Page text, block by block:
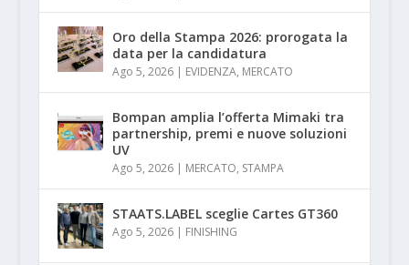
Oro della Stampa 2026: prorogata la
data per la candidatura
Ago 5, 2026| EVIDENZA, MERCATO
Bompan amplia l’offerta Mimaki tra
partnership, premi e nuove soluzioni
UV
Ago 5, 2026| MERCATO, STAMPA
STAATS.LABEL sceglie Cartes GT360
Ago 5, 2026| FINISHING